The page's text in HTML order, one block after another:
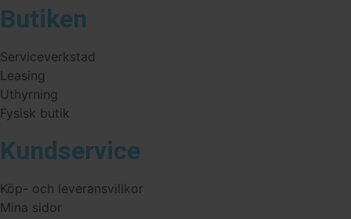
Butiken
Serviceverkstad
Leasing
Uthyrning
Fysisk butik
Kundservice
Köp- och leveransvillkor
Mina sidor